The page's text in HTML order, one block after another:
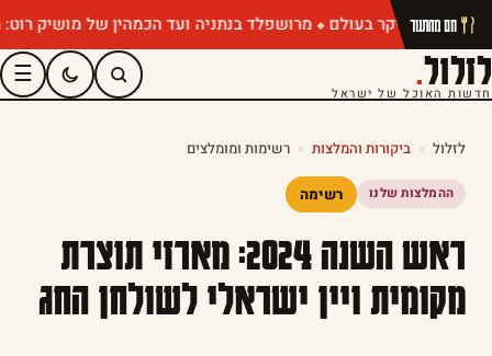
מרושפלד בנתניה ועד הכמהין של מושיק רוט: תפריטי חם מהתנור
לזלול.
חדשות האוכל של ישראל
☰
לזלול » ביקורות והמלצות » רשימות ומומלצים
ההמלצות שלנו רשימה
ראש השנה 2024: מארזי תוצרת
מקומית ויין ישראלי לשולחן החג